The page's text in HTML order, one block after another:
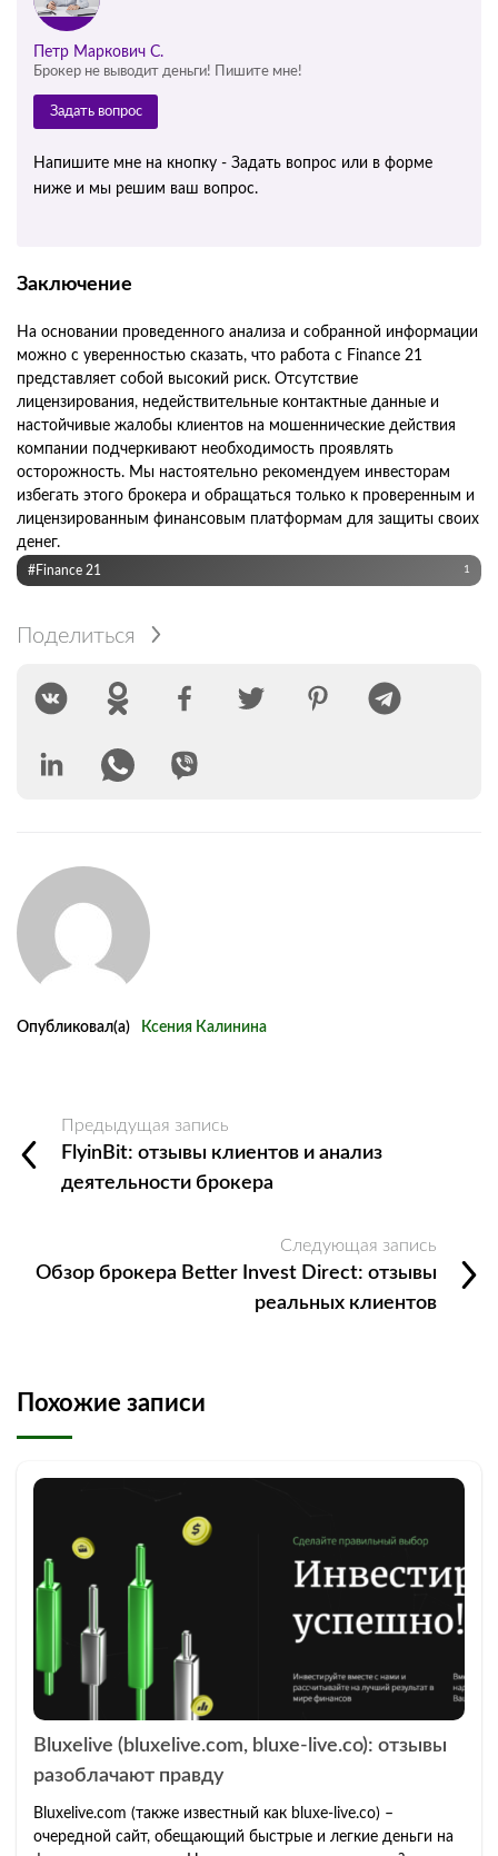
Петр Маркович С.
Брокер не выводит деньги! Пишите мне!
Задать вопрос
Напишите мне на кнопку - Задать вопрос или в форме
ниже и мы решим ваш вопрос.
Заключение
На основании проведенного анализа и собранной информации
можно с уверенностью сказать, что работа с Finance 21
представляет собой высокий риск. Отсутствие
лицензирования, недействительные контактные данные и
настойчивые жалобы клиентов на мошеннические действия
компании подчеркивают необходимость проявлять
осторожность. Мы настоятельно рекомендуем инвесторам
избегать этого брокера и обращаться только к проверенным и
лицензированным финансовым платформам для защиты своих
денег.
#Finance 21 1
Поделиться
Опубликовал(а) Ксения Калинина
Предыдущая запись
FlyinBit: отзывы клиентов и анализ
деятельности брокера
Следующая запись
Обзор брокера Better Invest Direct: отзывы
реальных клиентов
Похожие записи
Bluxelive (bluxelive.com, bluxe-live.co): отзывы
разоблачают правду
Bluxelive.com (также известный как bluxe-live.co) –
очередной сайт, обещающий быстрые и легкие деньги на